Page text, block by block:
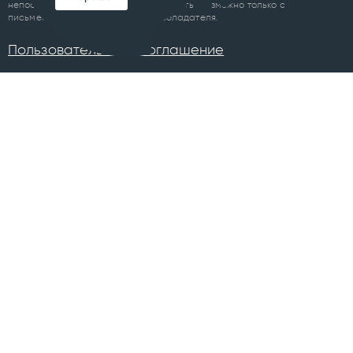
непосредственно до либо после цитаты, возможно только с
письменного разрешения правообладателя.
Пользовательское соглашение